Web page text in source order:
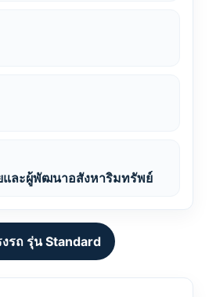
และผู้พัฒนาอสังหาริมทรัพย์
รถ รุ่น Standard